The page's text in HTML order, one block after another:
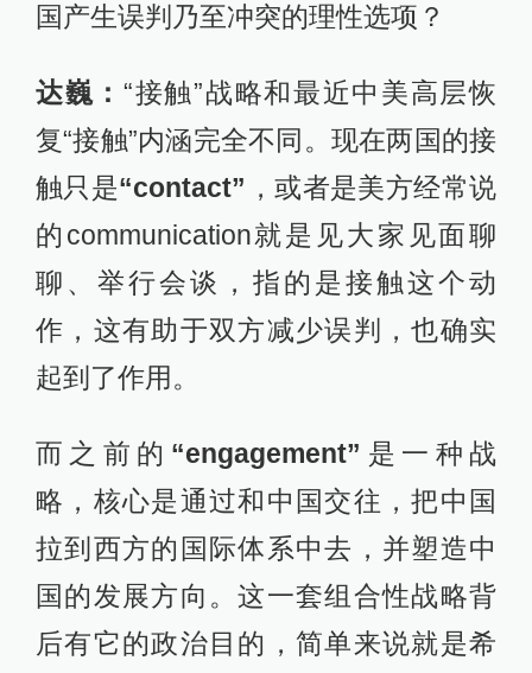
国产生误判乃至冲突的理性选项？
达巍： “接触”战略和最近中美高层恢
复“接触”内涵完全不同。现在两国的接
触只是“contact” ，或者是美方经常说
的communication就是见大家见面聊
聊、举行会谈，指的是接触这个动
作，这有助于双方减少误判，也确实
起到了作用。
而之前的 “engagement” 是一种战
略，核心是通过和中国交往，把中国
拉到西方的国际体系中去，并塑造中
国的发展方向。这一套组合性战略背
后有它的政治目的，简单来说就是希